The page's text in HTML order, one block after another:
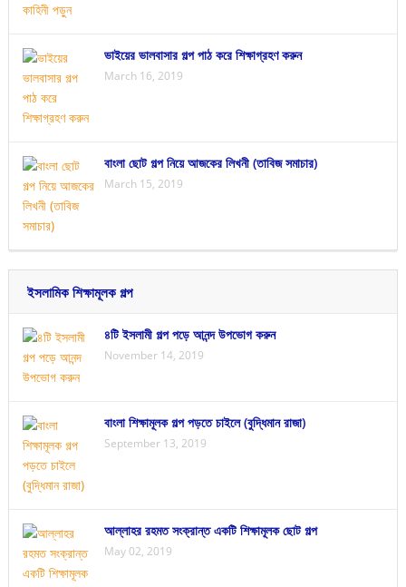
ভাইয়ের ভালবাসার গল্প পাঠ করে শিক্ষাগ্রহণ করুন
March 16, 2019
বাংলা ছোট গল্প নিয়ে আজকের লিখনী (তাবিজ সমাচার)
March 15, 2019
ইসলামিক শিক্ষামূলক গল্প
৪টি ইসলামী গল্প পড়ে আনন্দ উপভোগ করুন
November 14, 2019
বাংলা শিক্ষামূলক গল্প পড়তে চাইলে (বুদ্ধিমান রাজা)
September 13, 2019
আল্লাহর রহমত সংক্রান্ত একটি শিক্ষামূলক ছোট গল্প
May 02, 2019